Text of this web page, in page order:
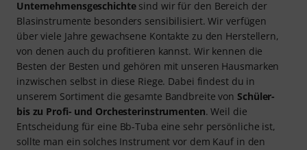
Thomann
Willson
Yamaha
ZO u.v.m.
Pure Faszination ist bei uns gleich inklusive
Schon aufgrund unserer mittlerweile mehr als70-jährigen
Unternehmensgeschichtesind wir für den Bereich der